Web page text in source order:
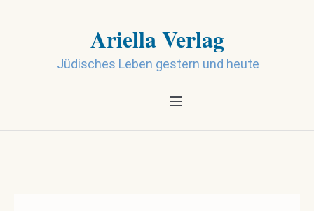
Ariella Verlag
Jüdisches Leben gestern und heute